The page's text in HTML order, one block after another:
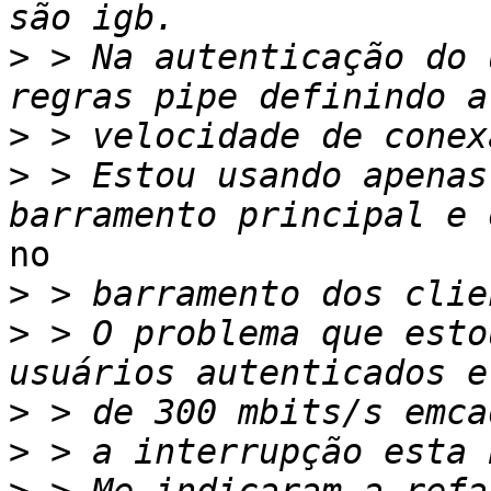
> > Na autenticação
>
> > Estou usando
no
>
> > O problema que
>
>